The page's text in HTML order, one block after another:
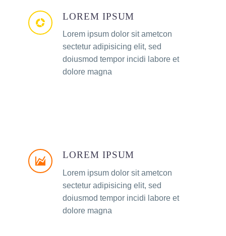
LOREM IPSUM
Lorem ipsum dolor sit ametcon
sectetur adipisicing elit, sed
doiusmod tempor incidi labore et
dolore magna
LOREM IPSUM
Lorem ipsum dolor sit ametcon
sectetur adipisicing elit, sed
doiusmod tempor incidi labore et
dolore magna